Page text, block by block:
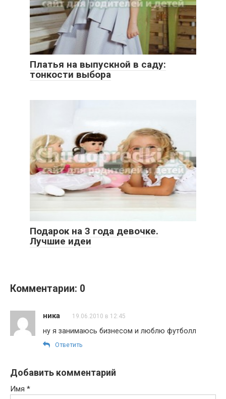
Платья на выпускной в саду:
тонкости выбора
Подарок на 3 года девочке.
Лучшие идеи
Комментарии: 0
ника 19.06.2010 в 12:45
ну я занимаюсь бизнесом и люблю футболл
Ответить
Добавить комментарий
Имя *